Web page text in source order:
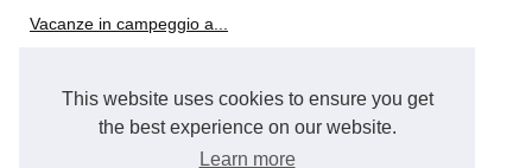
This website uses cookies to ensure you get
the best experience on our website.
Learn more
Vacanze in campeggio a...
È possibile noleggiare una...